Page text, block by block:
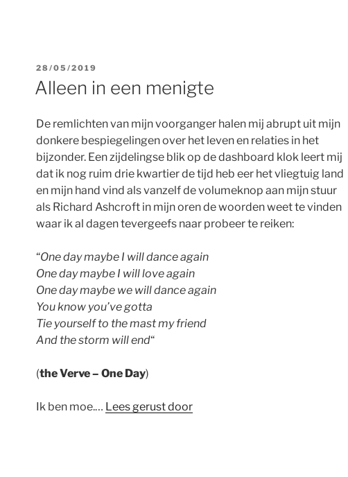
POSTED
28/05/2019
Alleen in een menigte
De remlichten van mijn voorganger halen mij abrupt uit mijn
donkere bespiegelingen over het leven en relaties in het
bijzonder. Een zijdelingse blik op de dashboard klok leert mij
dat ik nog ruim drie kwartier de tijd heb eer het vliegtuig land
en mijn hand vind als vanzelf de volumeknop aan mijn stuur
als Richard Ashcroft in mijn oren de woorden weet te vinden
waar ik al dagen tevergeefs naar probeer te reiken:
“One day maybe I will dance again
One day maybe I will love again
One day maybe we will dance again
You know you’ve gotta
Tie yourself to the mast my friend
And the storm will end“
(the Verve – One Day)
Ik ben moe.… Lees gerust door